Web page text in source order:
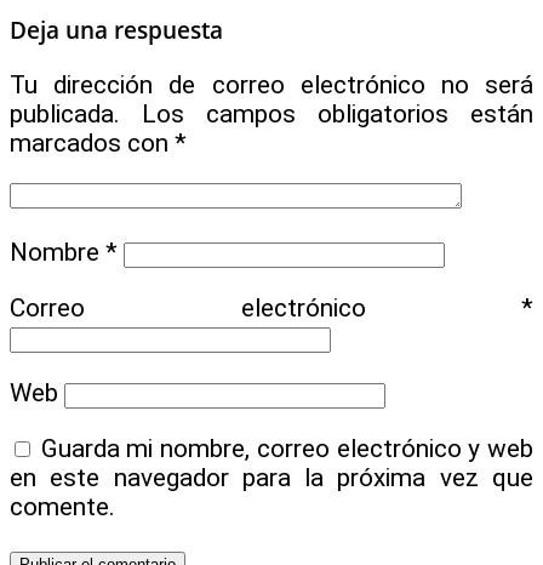
Deja una respuesta
Tu dirección de correo electrónico no será
publicada.
Los campos obligatorios están
marcados con *
Nombre *
Correo electrónico *
Web
Guarda mi nombre, correo electrónico y web
en este navegador para la próxima vez que
comente.